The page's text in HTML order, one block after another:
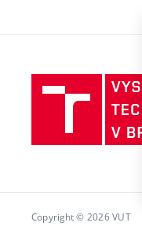
Copyright © 2026 VUT